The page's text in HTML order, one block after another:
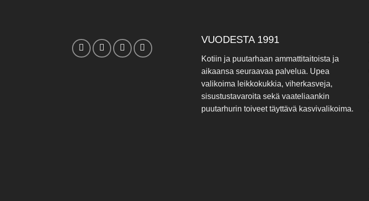
VUODESTA 1991
Kotiin ja puutarhaan ammattitaitoista ja
aikaansa seuraavaa palvelua. Upea
valikoima leikkokukkia, viherkasveja,
sisustustavaroita sekä vaateliaankin
puutarhurin toiveet täyttävä kasvivalikoima.